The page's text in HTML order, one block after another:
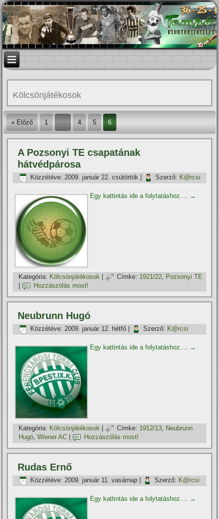
Kölcsönjátékosok
« Előző 1 … 4 5 6
A Pozsonyi TE csapatának
hátvédpárosa
Közzétéve: 2009. január 22. csütörtök Szerző: K@rcsi
Egy kattintás ide a folytatáshoz.... →
Kategória: Kölcsönjátékosok | Címke: 1921/22, Pozsonyi TE
Hozzászólás most!
Neubrunn Hugó
Közzétéve: 2009. január 12. hétfő Szerző: K@rcsi
Egy kattintás ide a folytatáshoz.... →
Kategória: Kölcsönjátékosok | Címke: 1912/13, Neubrunn
Hugó,Wiener AC Hozzászólás most!
Rudas Ernő
Közzétéve: 2009. január 11. vasárnap Szerző: K@rcsi
Egy kattintás ide a folytatáshoz.... →